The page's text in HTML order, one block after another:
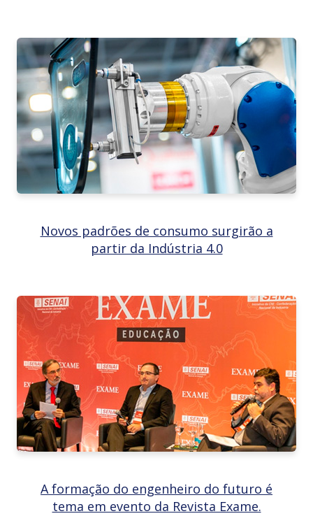
Novos padrões de consumo surgirão a
partir da Indústria 4.0
A formação do engenheiro do futuro é
tema em evento da Revista Exame.